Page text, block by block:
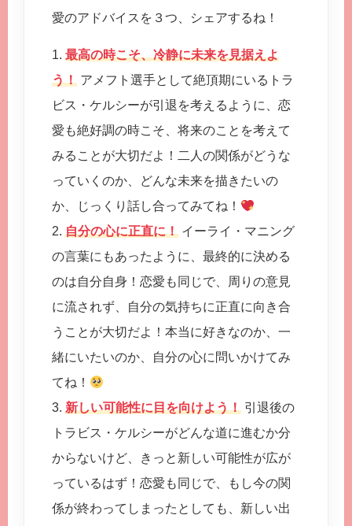
愛のアドバイスを３つ、シェアするね！
1. 最高の時こそ、冷静に未来を見据えよ
う！ アメフト選手として絶頂期にいるトラ
ビス・ケルシーが引退を考えるように、恋
愛も絶好調の時こそ、将来のことを考えて
みることが大切だよ！二人の関係がどうな
っていくのか、どんな未来を描きたいの
か、じっくり話し合ってみてね！
2. 自分の心に正直に！ イーライ・マニング
の言葉にもあったように、最終的に決める
のは自分自身！恋愛も同じで、周りの意見
に流されず、自分の気持ちに正直に向き合
うことが大切だよ！本当に好きなのか、一
緒にいたいのか、自分の心に問いかけてみ
てね！
3. 新しい可能性に目を向けよう！ 引退後の
トラビス・ケルシーがどんな道に進むか分
からないけど、きっと新しい可能性が広が
っているはず！恋愛も同じで、もし今の関
係が終わってしまったとしても、新しい出